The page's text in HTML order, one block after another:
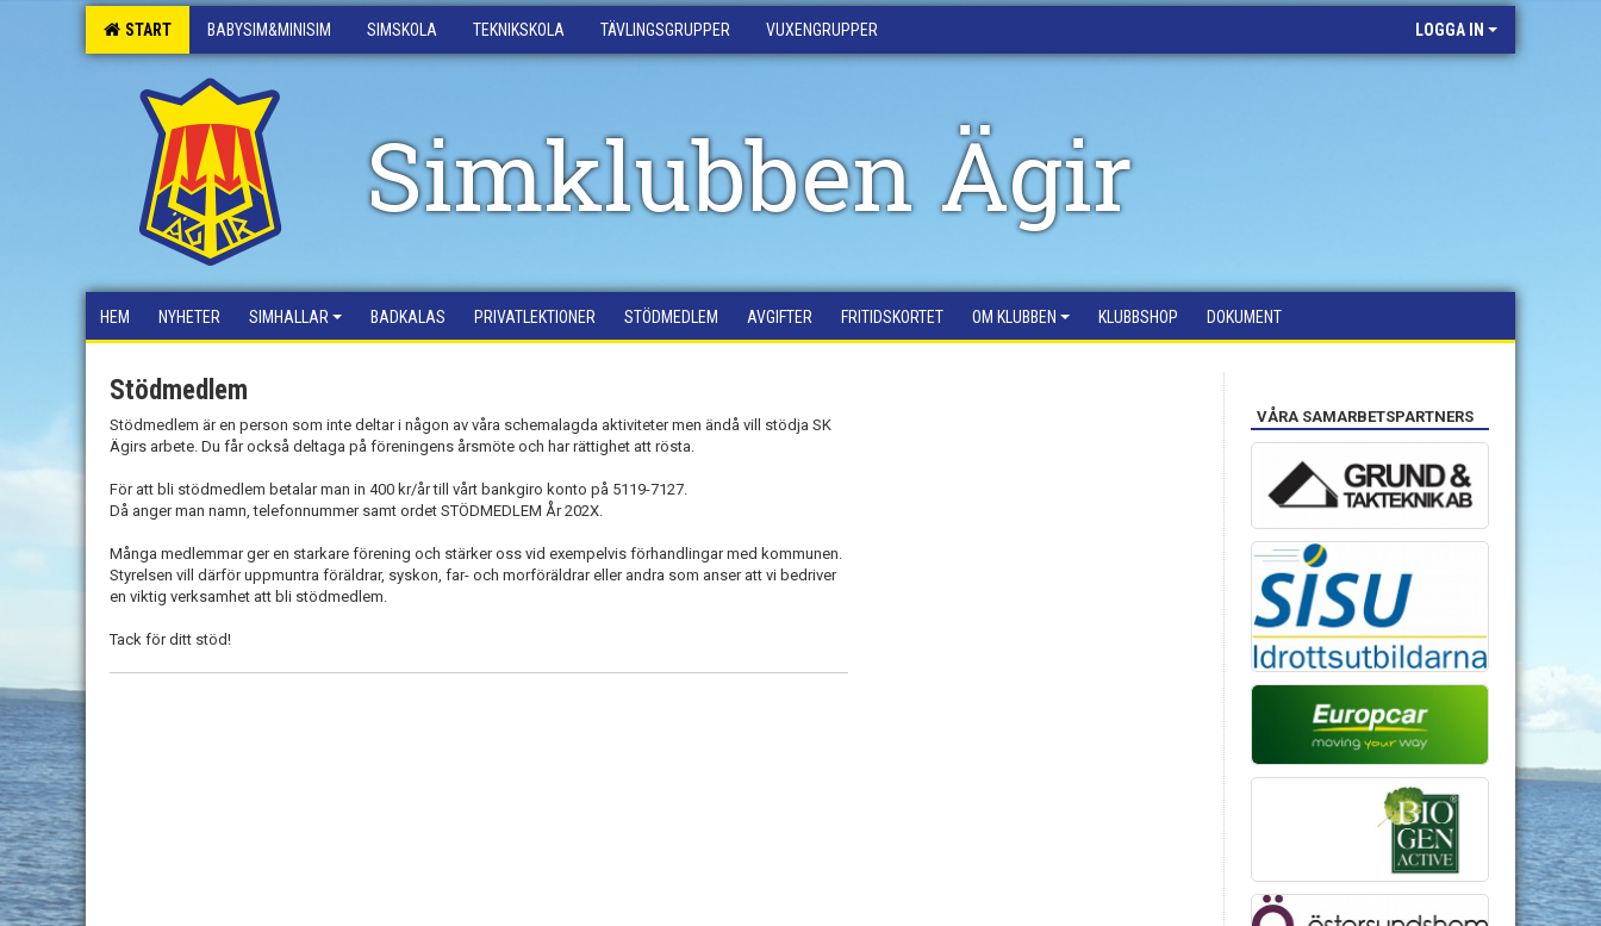
START BABYSIM&MINISIM SIMSKOLA TEKNIKSKOLA TÄVLINGSGRUPPER VUXENGRUPPER LOGGA IN
Simklubben Ägir
HEM NYHETER SIMHALLAR BADKALAS PRIVATLEKTIONER STÖDMEDLEM AVGIFTER FRITIDSKORTET OM KLUBBEN KLUBBSHOP DOKUMENT
Stödmedlem
Stödmedlem är en person som inte deltar i någon av våra schemalagda aktiviteter men ändå vill stödja SK
Ägirs arbete. Du får också deltaga på föreningens årsmöte och har rättighet att rösta.
För att bli stödmedlem betalar man in 400 kr/år till vårt bankgiro konto på 5119-7127.
Då anger man namn, telefonnummer samt ordet STÖDMEDLEM År 202X.
Många medlemmar ger en starkare förening och stärker oss vid exempelvis förhandlingar med kommunen.
Styrelsen vill därför uppmuntra föräldrar, syskon, far- och morföräldrar eller andra som anser att vi bedriver
en viktig verksamhet att bli stödmedlem.
Tack för ditt stöd!
VÅRA SAMARBETSPARTNERS